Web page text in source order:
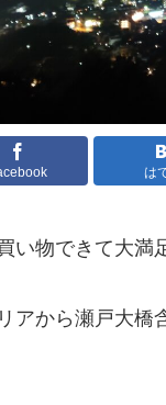
は
い物できて大満
アから瀬戸大